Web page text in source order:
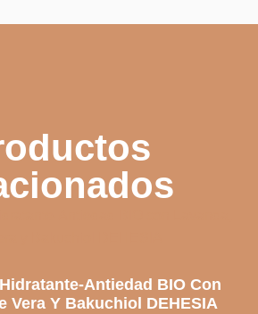
Antiedad BIO Con
Vera Y Bakuchiol DEHESIA